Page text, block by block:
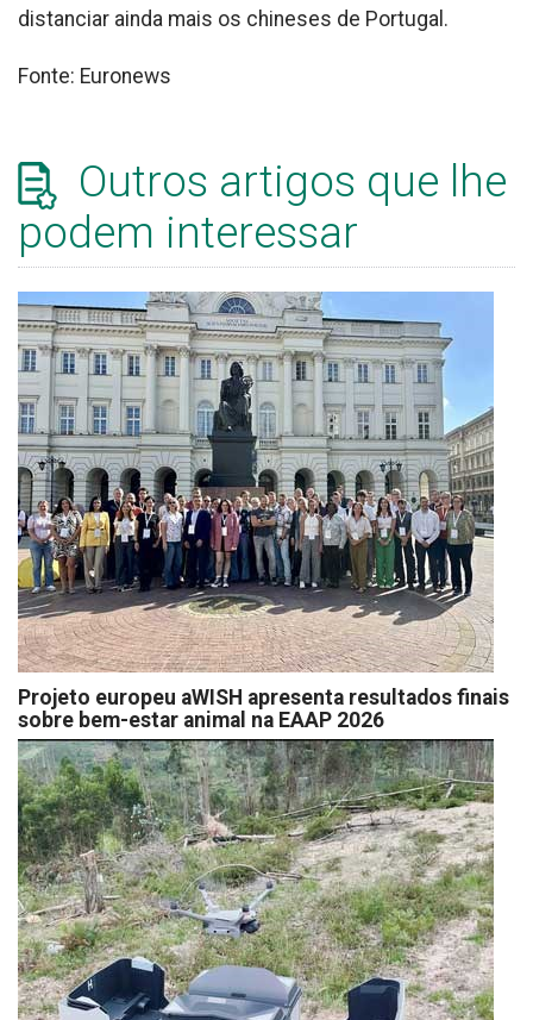
distanciar ainda mais os chineses de Portugal.
Fonte: Euronews
Outros artigos que lhe
podem interessar
Projeto europeu aWISH apresenta resultados finais
sobre bem-estar animal na EAAP 2026